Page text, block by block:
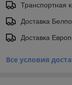
Транспортная
Доставка
Доставка
Все условия